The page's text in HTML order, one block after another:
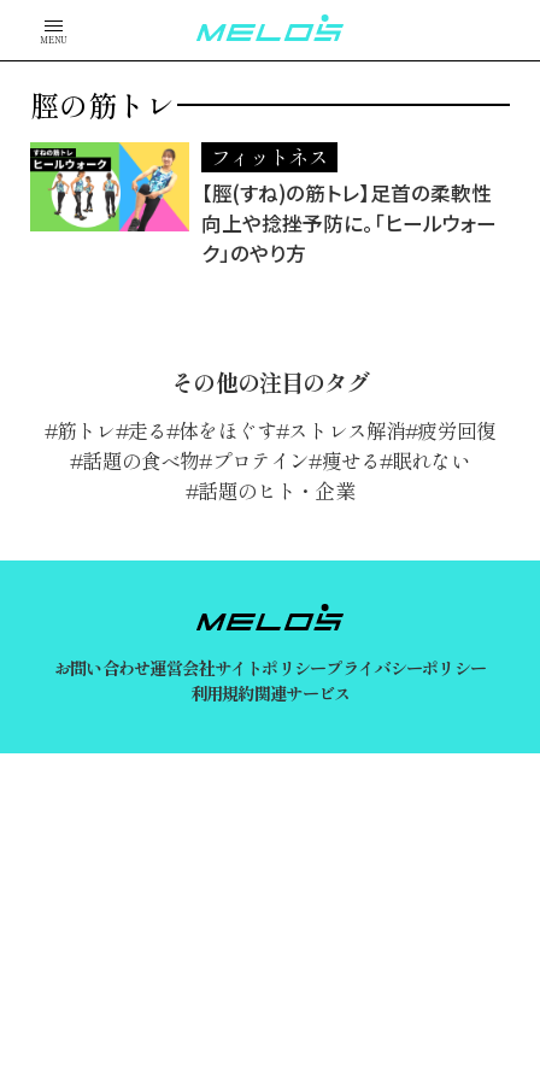
MENU
脛の筋トレ
フィットネス
【脛(すね)の筋トレ】足首の柔軟性
向上や捻挫予防に。「ヒールウォー
ク」のやり方
その他の注目のタグ
筋トレ 走る 体をほぐす ストレス解消 疲労回復
話題の食べ物 プロテイン 痩せる 眠れない
話題のヒト・企業
お問い合わせ運営会社サイトポリシープライバシーポリシー
利用規約関連サービス